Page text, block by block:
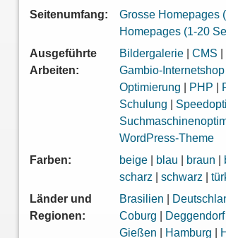
Seitenumfang:
Grosse Homepages
Homepages (1-20
Ausgeführte
Arbeiten:
Bildergalerie |CMS |
Gambio-Internetshop
Optimierung
PHP
Schulung
WordPress-Theme
Farben:
beige blau braun
scharz |schwarz |
Länder und
Regionen:
Brasilien
Coburg
Deggendorf
Gießen
Hamburg